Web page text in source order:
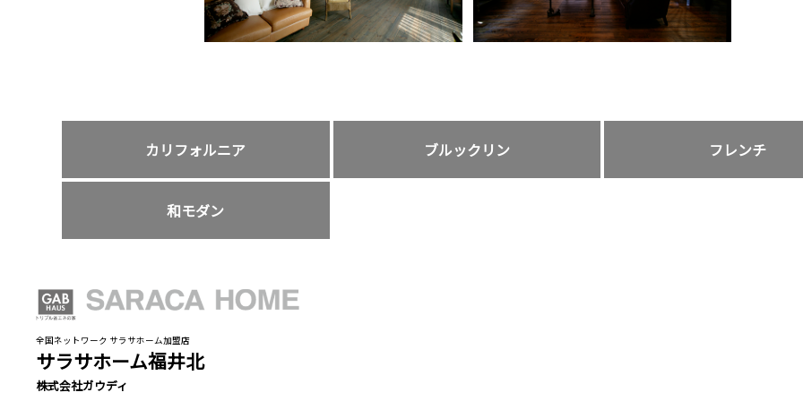
カリフォルニア ブルックリン フレンチ
和モダン
全国ネットワーク サラサホーム加盟店
サラサホーム福井北
株式会社ガウディ